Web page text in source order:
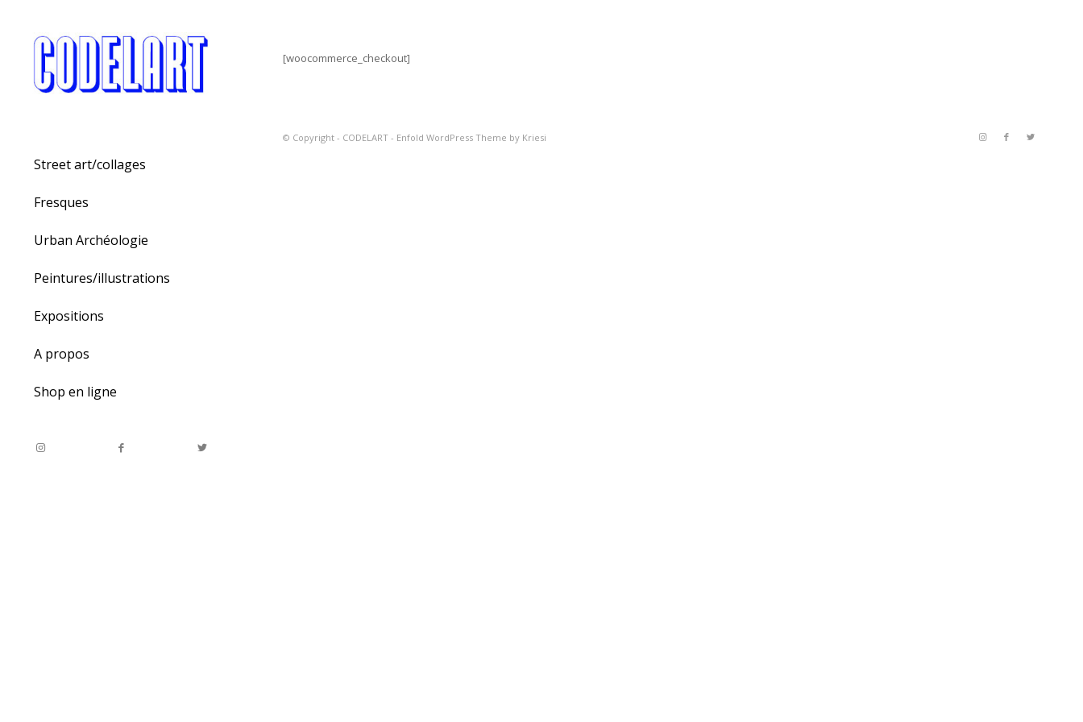
Street art/collages
Fresques
Urban Archéologie
Peintures/illustrations
Expositions
A propos
Shop en ligne
[woocommerce_checkout]
© Copyright - CODELART - Enfold WordPress Theme by Kriesi